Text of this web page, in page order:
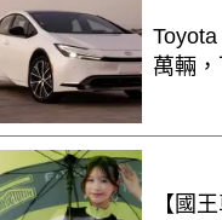
萬輛
【國